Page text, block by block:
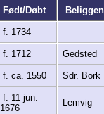
Født/Døbt
f. 1734
f. 1712 Gedsted
f. ca. 1550 Sdr. Bork
f. 11 jun.
1676
Lemvig